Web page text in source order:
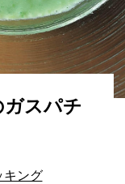
スパチ
キング